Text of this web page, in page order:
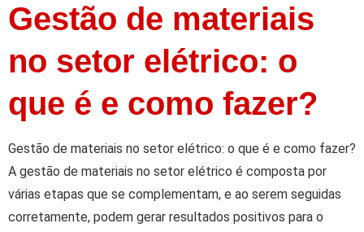
Gestão de materiais
no setor elétrico: o
que é e como fazer?
Gestão de materiais no setor elétrico: o que é e como fazer?
A gestão de materiais no setor elétrico é composta por
várias etapas que se complementam, e ao serem seguidas
corretamente, podem gerar resultados positivos para o